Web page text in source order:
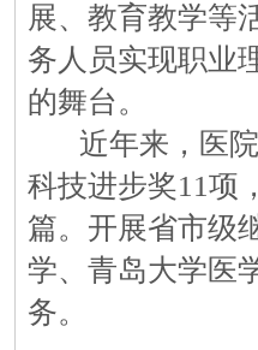
展、教育教学等
务人员实现职业
的舞台。
近年来，医
科技进步奖11项
篇。开展省市级
学、青岛大学医
务。